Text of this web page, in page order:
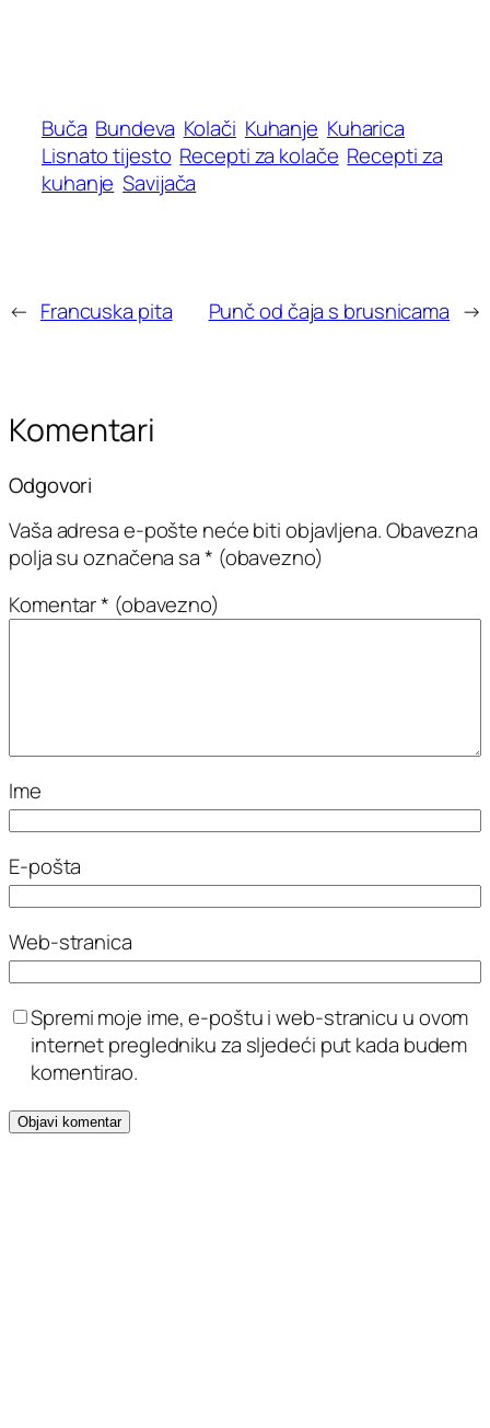
Buča Bundeva Kolači Kuhanje Kuharica
Lisnato tijesto Recepti za kolače Recepti za
kuhanje Savijača
← Francuska pita Punč od čaja s brusnicama →
Komentari
Odgovori
Vaša adresa e-pošte neće biti objavljena.Obavezna
polja su označena sa* (obavezno)
Komentar* (obavezno)
Ime
E-pošta
Web-stranica
Spremi moje ime, e-poštu i web-stranicu u ovom
internet pregledniku za sljedeći put kada budem
komentirao.